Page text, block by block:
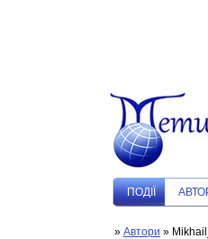
ПОДIЇ
» Автори »